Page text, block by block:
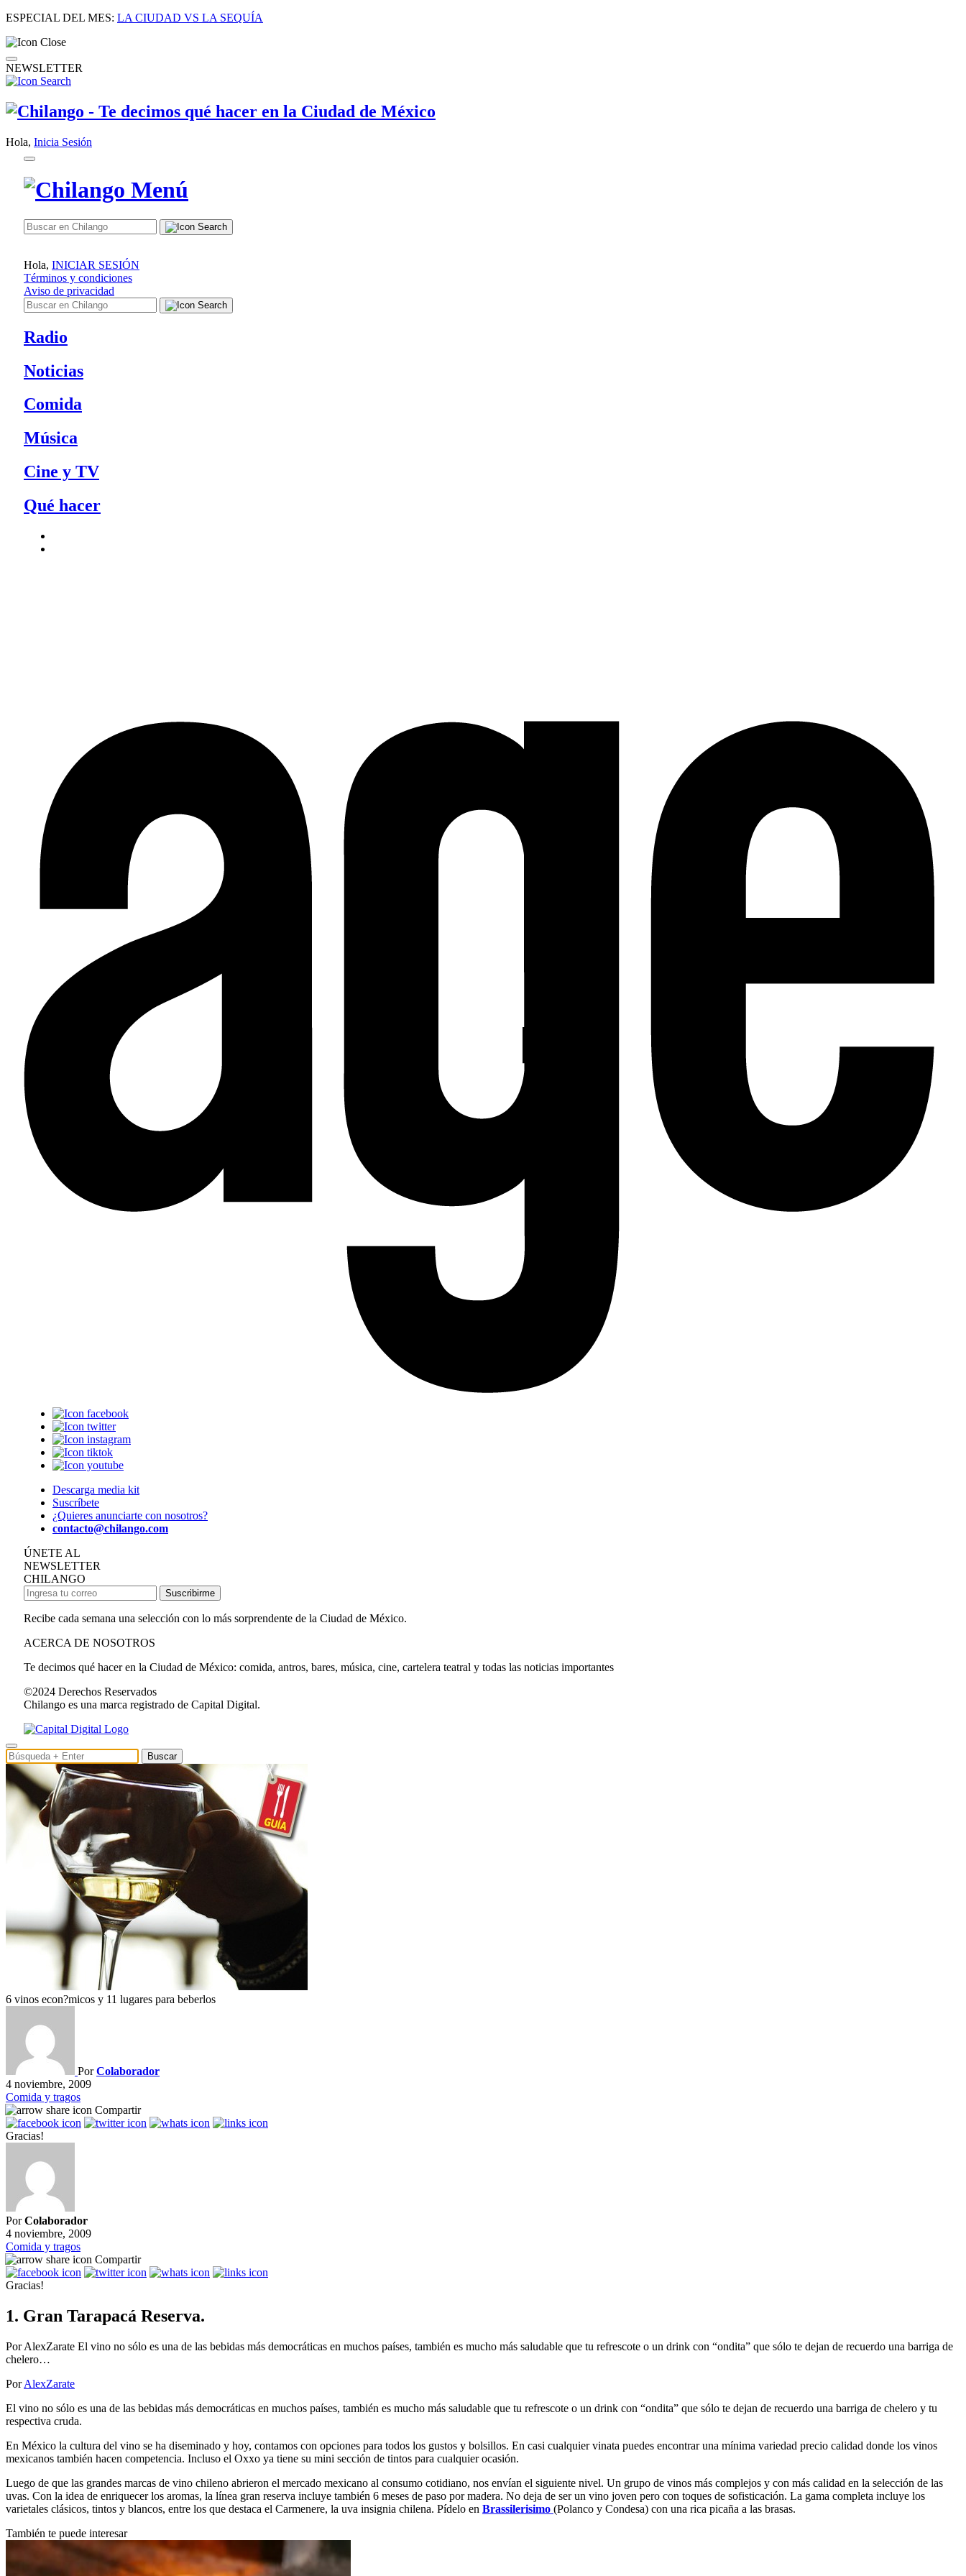
ESPECIAL DEL MES: LA CIUDAD VS LA SEQUÍA
NEWSLETTER
Hola, Inicia Sesión
Hola, INICIAR SESIÓN
Términos y condiciones
Aviso de privacidad
Radio
Noticias
Comida
Música
Cine y TV
Qué hacer
Descarga media kit
Suscríbete
¿Quieres anunciarte con nosotros?
contacto@chilango.com
ÚNETE AL
NEWSLETTER
CHILANGO
Suscribirme
Recibe cada semana una selección con lo más sorprendente de la Ciudad de México.
ACERCA DE NOSOTROS
Te decimos qué hacer en la Ciudad de México: comida, antros, bares, música, cine, cartelera teatral y todas las noticias importantes
©2024 Derechos Reservados
Chilango es una marca registrado de Capital Digital.
Buscar
6 vinos econ?micos y 11 lugares para beberlos
PorColaborador
4 noviembre, 2009
Comida y tragos
Compartir
Gracias!
PorColaborador
4 noviembre, 2009
Comida y tragos
Compartir
Gracias!
1. Gran Tarapacá Reserva.
Por AlexZarate El vino no sólo es una de las bebidas más democráticas en muchos países, también es mucho más saludable que tu refrescote o un drink con “ondita” que sólo te dejan de recuerdo una barriga de
chelero…
PorAlexZarate
El vino no sólo es una de las bebidas más democráticas en muchos países, también es mucho más saludable que tu refrescote o un drink con “ondita” que sólo te dejan de recuerdo una barriga de chelero y tu
respectiva cruda.
En México la cultura del vino se ha diseminado y hoy, contamos con opciones para todos los gustos y bolsillos. En casi cualquier vinata puedes encontrar una mínima variedad precio calidad donde los vinos
mexicanos también hacen competencia. Incluso el Oxxo ya tiene su mini sección de tintos para cualquier ocasión.
Luego de que las grandes marcas de vino chileno abrieron el mercado mexicano al consumo cotidiano, nos envían el siguiente nivel. Un grupo de vinos más complejos y con más calidad en la selección de las
uvas. Con la idea de enriquecer los aromas, la línea gran reserva incluye también 6 meses de paso por madera. No deja de ser un vino joven pero con toques de sofisticación. La gama completa incluye los
varietales clásicos, tintos y blancos, entre los que destaca el Carmenere, la uva insignia chilena. Pídelo en Brassilerisimo (Polanco y Condesa) con una rica picaña a las brasas.
También te puede interesar